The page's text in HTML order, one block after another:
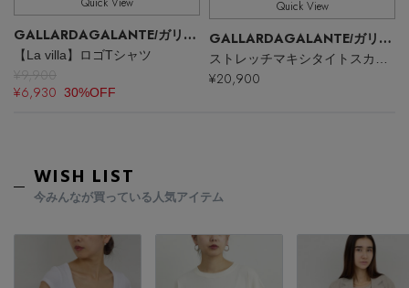
GALLARDAGALANTE/ガリャルダガランテ
【La villa】ロゴTシャツ
¥9,900
¥6,930 30%OFF
Quick View
GALLARDAGALANTE/ガリャルダガランテ
¥20,900
WISH LIST
今みんなが買っている人気アイテム